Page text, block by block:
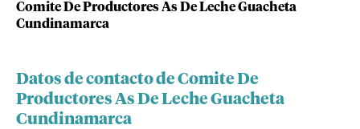
Comite De Productores As De Leche Guacheta
Cundinamarca
Datos de contacto de Comite De
Productores As De Leche Guacheta
Cundinamarca